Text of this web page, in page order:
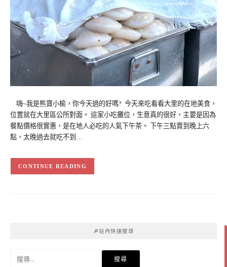
嗨~我是熊寶小榆，你今天過的好嗎? 今天來吃看看大里的在地美食，
位置就在大里區公所對面。 這家小吃攤位，生意真的很好，主要是因為
餐點價格很實惠，是在地人必吃的人氣下午茶。 下午三點賣到晚上六
點，太晚過去就吃不到…
CONTINUE READING
🔎站內快速搜尋